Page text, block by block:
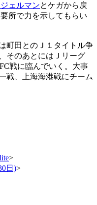
ェルマンとケガから戻
所で力を示してもらい
町田とのＪ１タイトル争
そのあとにはＪリーグ
戦に臨んでいく。大事
戦、上海海港戦にチーム
>
日)>